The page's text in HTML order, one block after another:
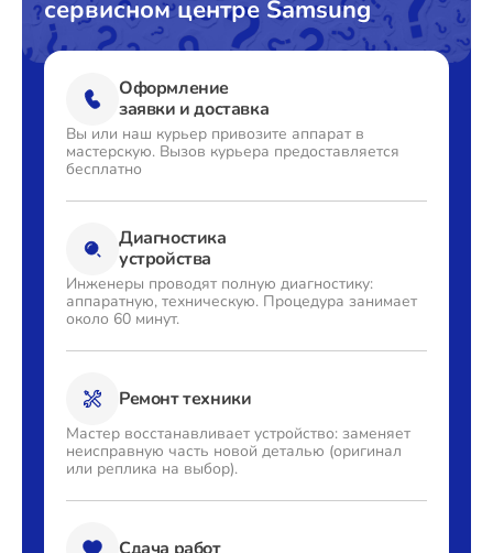
сервисном центре Samsung
Оформление
заявки и доставка
Вы или наш курьер привозите аппарат в
мастерскую. Вызов курьера предоставляется
бесплатно
Диагностика
устройства
Инженеры проводят полную диагностику:
аппаратную, техническую. Процедура занимает
около 60 минут.
Ремонт техники
Мастер восстанавливает устройство: заменяет
неисправную часть новой деталью (оригинал
или реплика на выбор).
Сдача работ